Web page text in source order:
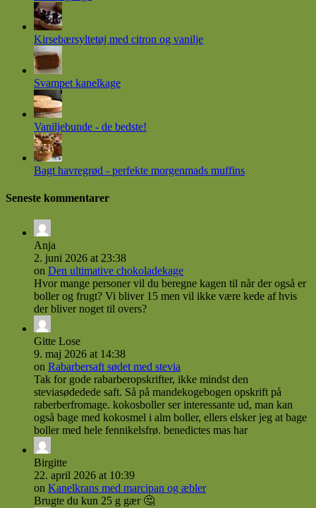
Kirsebærsyltetøj med citron og vanilje
Svampet kanelkage
Vaniljebunde - de bedste!
Bagt havregrød - perfekte morgenmads muffins
Seneste kommentarer
Anja
2. juni 2026 at 23:38
on Den ultimative chokoladekage
Hvor mange personer vil du beregne kagen til når der også er
boller og frugt? Vi bliver 15 men vil ikke være kede af hvis
der bliver noget til overs?
Gitte Lose
9. maj 2026 at 14:38
on Rabarbersaft sødet med stevia
Tak for gode rabarberopskrifter, ikke mindst den
steviasødedede saft. Så på mandekogebogen opskrift på
raberberfromage. kokosboller ser interessante ud, man kan
også bage med kokosmel i alm boller, ellers elsker jeg at bage
boller med hele fennikelsfrø. benedictes mas har
Birgitte
22. april 2026 at 10:39
on Kanelkrans med marcipan og æbler
Brugte du kun 25 g gær 🤔